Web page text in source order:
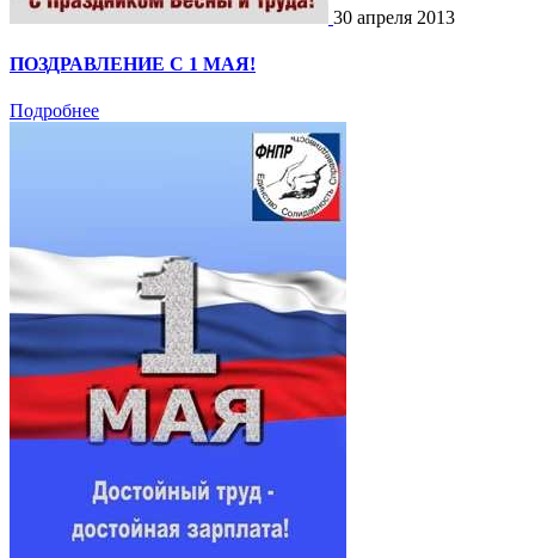
30 апреля 2013
ПОЗДРАВЛЕНИЕ С 1 МАЯ!
Подробнее